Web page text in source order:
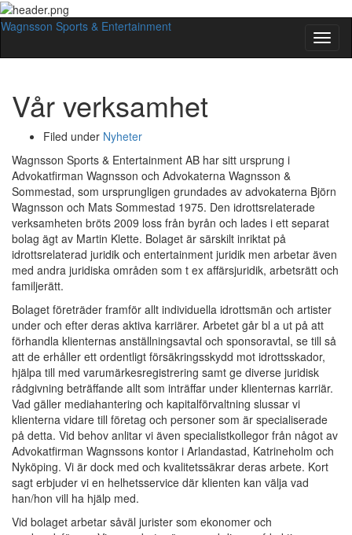
Slå
på/av
Wagnsson Sports & Entertainment
Vår verksamhet
Filed under Nyheter
Wagnsson Sports & Entertainment AB har sitt ursprung i
Advokatfirman Wagnsson och Advokaterna Wagnsson &
Sommestad, som ursprungligen grundades av advokaterna Björn
Wagnsson och Mats Sommestad 1975. Den idrottsrelaterade
verksamheten bröts 2009 loss från byrån och lades i ett separat
bolag ägt av Martin Klette. Bolaget är särskilt inriktat på
idrottsrelaterad juridik och entertainment juridik men arbetar även
med andra juridiska områden som t ex affärsjuridik, arbetsrätt och
familjerätt.
Bolaget företräder framför allt individuella idrottsmän och artister
under och efter deras aktiva karriärer. Arbetet går bl a ut på att
förhandla klienternas anställningsavtal och sponsoravtal, se till så
att de erhåller ett ordentligt försäkringsskydd mot idrottsskador,
hjälpa till med varumärkesregistrering samt ge diverse juridisk
rådgivning beträffande allt som inträffar under klienternas karriär.
Vad gäller mediahantering och kapitalförvaltning slussar vi
klienterna vidare till företag och personer som är specialiserade
på detta. Vid behov anlitar vi även specialistkollegor från något av
Advokatfirman Wagnssons kontor i Arlandastad, Katrineholm och
Nyköping. Vi är dock med och kvalitetssäkrar deras arbete. Kort
sagt erbjuder vi en helhetsservice där klienten kan välja vad
han/hon vill ha hjälp med.
Vid bolaget arbetar såväl jurister som ekonomer och